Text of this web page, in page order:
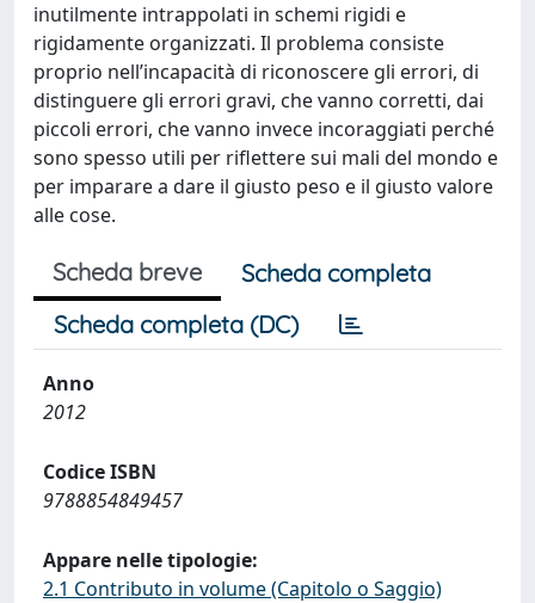
inutilmente intrappolati in schemi rigidi e
rigidamente organizzati. Il problema consiste
proprio nell’incapacità di riconoscere gli errori, di
distinguere gli errori gravi, che vanno corretti, dai
piccoli errori, che vanno invece incoraggiati perché
sono spesso utili per riflettere sui mali del mondo e
per imparare a dare il giusto peso e il giusto valore
alle cose.
Scheda breve
Scheda completa
Scheda completa (DC)
Anno
2012
Codice ISBN
9788854849457
Appare nelle tipologie:
2.1 Contributo in volume (Capitolo o Saggio)